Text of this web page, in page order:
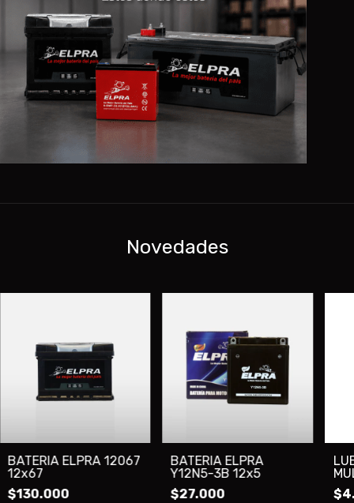
Novedades
BATERIA ELPRA 12067
12x67
$130.000
BATERIA ELPRA
Y12N5-3B 12x5
$27.000